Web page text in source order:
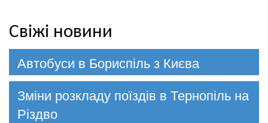
Свіжі новини
Автобуси в Бориспіль з Києва
Зміни розкладу поїздів в Тернопіль на
Різдво